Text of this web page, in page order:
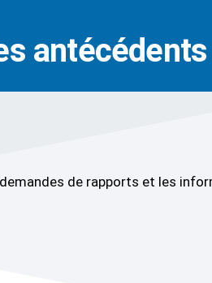
antécédents
de rapports et les